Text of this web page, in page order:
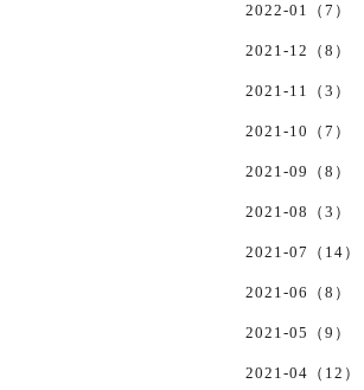
2022-01（7）
2021-12（8）
2021-11（3）
2021-10（7）
2021-09（8）
2021-08（3）
2021-07（14）
2021-06（8）
2021-05（9）
2021-04（12）